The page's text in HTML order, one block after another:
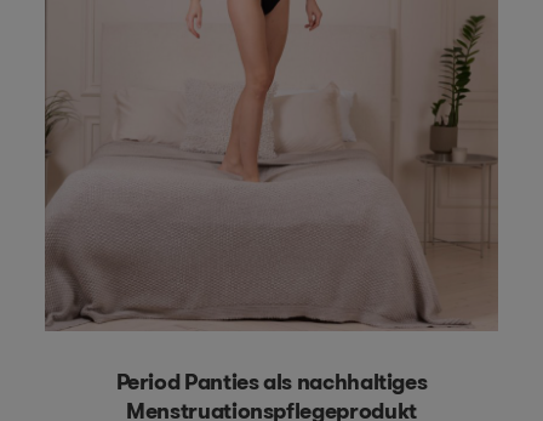
Period Panties als nachhaltiges
Menstruationspflegeprodukt